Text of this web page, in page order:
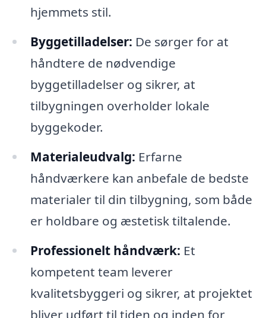
hjemmets stil.
Byggetilladelser: De sørger for at
håndtere de nødvendige
byggetilladelser og sikrer, at
tilbygningen overholder lokale
byggekoder.
Materialeudvalg: Erfarne
håndværkere kan anbefale de bedste
materialer til din tilbygning, som både
er holdbare og æstetisk tiltalende.
Professionelt håndværk: Et
kompetent team leverer
kvalitetsbyggeri og sikrer, at projektet
bliver udført til tiden og inden for